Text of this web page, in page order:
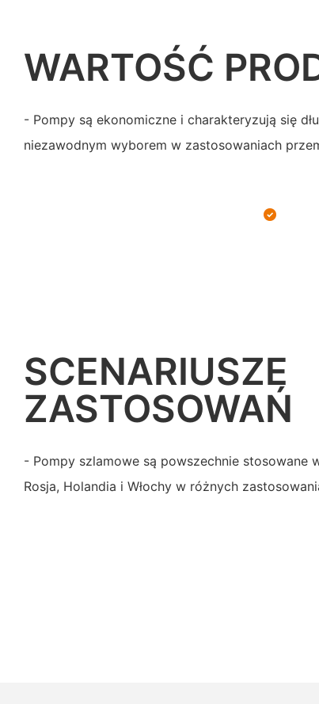
WARTOŚĆ
- Pompy są ekonomiczne i charakteryzują się
niezawodnym wyborem w zastosowaniach
SCENARIUSZE
ZASTOSOWAŃ
- Pompy szlamowe są powszechnie stosowane
Rosja, Holandia i Włochy w różnych